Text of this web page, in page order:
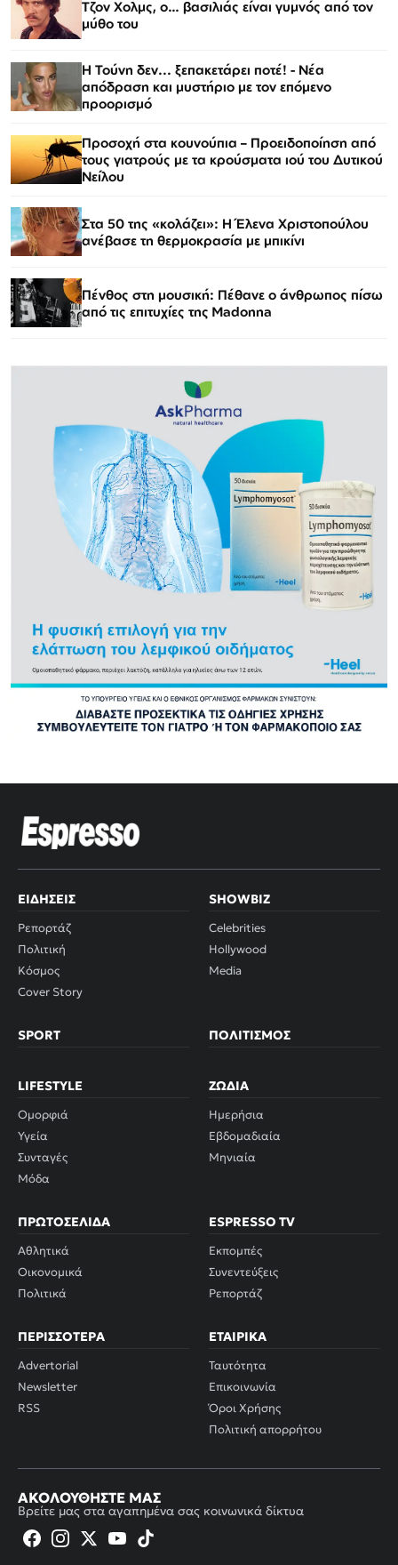
Τζον Χολμς, ο… βασιλιάς είναι γυμνός από τον
μύθο του
Η Τούνη δεν... ξεπακετάρει ποτέ! - Νέα
απόδραση και μυστήριο με τον επόμενο
προορισμό
Προσοχή στα κουνούπια – Προειδοποίηση από
τους γιατρούς με τα κρούσματα ιού του Δυτικού
Νείλου
Στα 50 της «κολάζει»: Η Έλενα Χριστοπούλου
ανέβασε τη θερμοκρασία με μπικίνι
Πένθος στη μουσική: Πέθανε ο άνθρωπος πίσω
από τις επιτυχίες της Madonna
ΕΙΔΉΣΕΙΣ
Ρεπορτάζ
Πολιτική
Κόσμος
Cover Story
SHOWBIZ
Celebrities
Hollywood
Media
SPORT ΠΟΛΙΤΙΣΜΌΣ
LIFESTYLE
Ομορφιά
Υγεία
Συνταγές
Μόδα
ΖΏΔΙΑ
Ημερήσια
Εβδομαδιαία
Μηνιαία
ΠΡΩΤΟΣΈΛΙΔΑ
Αθλητικά
Οικονομικά
Πολιτικά
ESPRESSO TV
Εκπομπές
Συνεντεύξεις
Ρεπορτάζ
ΠΕΡΙΣΣΌΤΕΡΑ
Advertorial
Newsletter
RSS
ΕΤΑΙΡΙΚΆ
Ταυτότητα
Επικοινωνία
Όροι Χρήσης
Πολιτική απορρήτου
ΑΚΟΛΟΥΘΉΣΤΕ ΜΑΣ
Βρείτε μας στα αγαπημένα σας κοινωνικά δίκτυα